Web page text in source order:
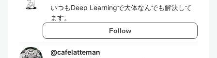
いつもDeep Learningで大体なんでも解決して
ます。
Follow
@cafelatteman